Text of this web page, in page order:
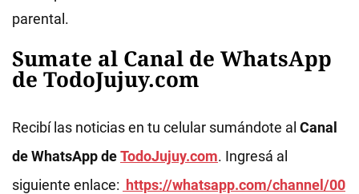
parental.
Sumate al Canal de WhatsApp
de TodoJujuy.com
Recibí las noticias en tu celular sumándote al Canal
de WhatsApp deTodoJujuy.com. Ingresá al
siguiente enlace: https://whatsapp.com/channel/00